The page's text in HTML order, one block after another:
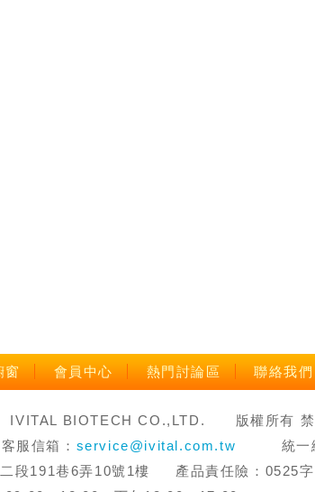
窗 會員中心 熱門討論區 聯絡我們
IVITAL BIOTECH CO.,LTD. 版權所有
信箱： service@ivital.com.tw 統一編
二段191巷6弄10號1樓 產品責任險：0525